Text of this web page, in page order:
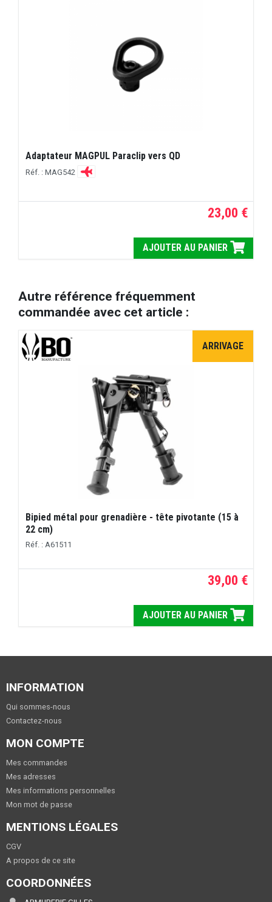
Adaptateur MAGPUL Paraclip vers QD
Réf. : MAG542
23,00 €
AJOUTER AU PANIER
Autre référence fréquemment
commandée avec cet article :
ARRIVAGE
Bipied métal pour grenadière - tête pivotante (15 à
22 cm)
Réf. : A61511
39,00 €
AJOUTER AU PANIER
INFORMATION
Qui sommes-nous
Contactez-nous
MON COMPTE
Mes commandes
Mes adresses
Mes informations personnelles
Mon mot de passe
MENTIONS LÉGALES
CGV
A propos de ce site
COORDONNÉES